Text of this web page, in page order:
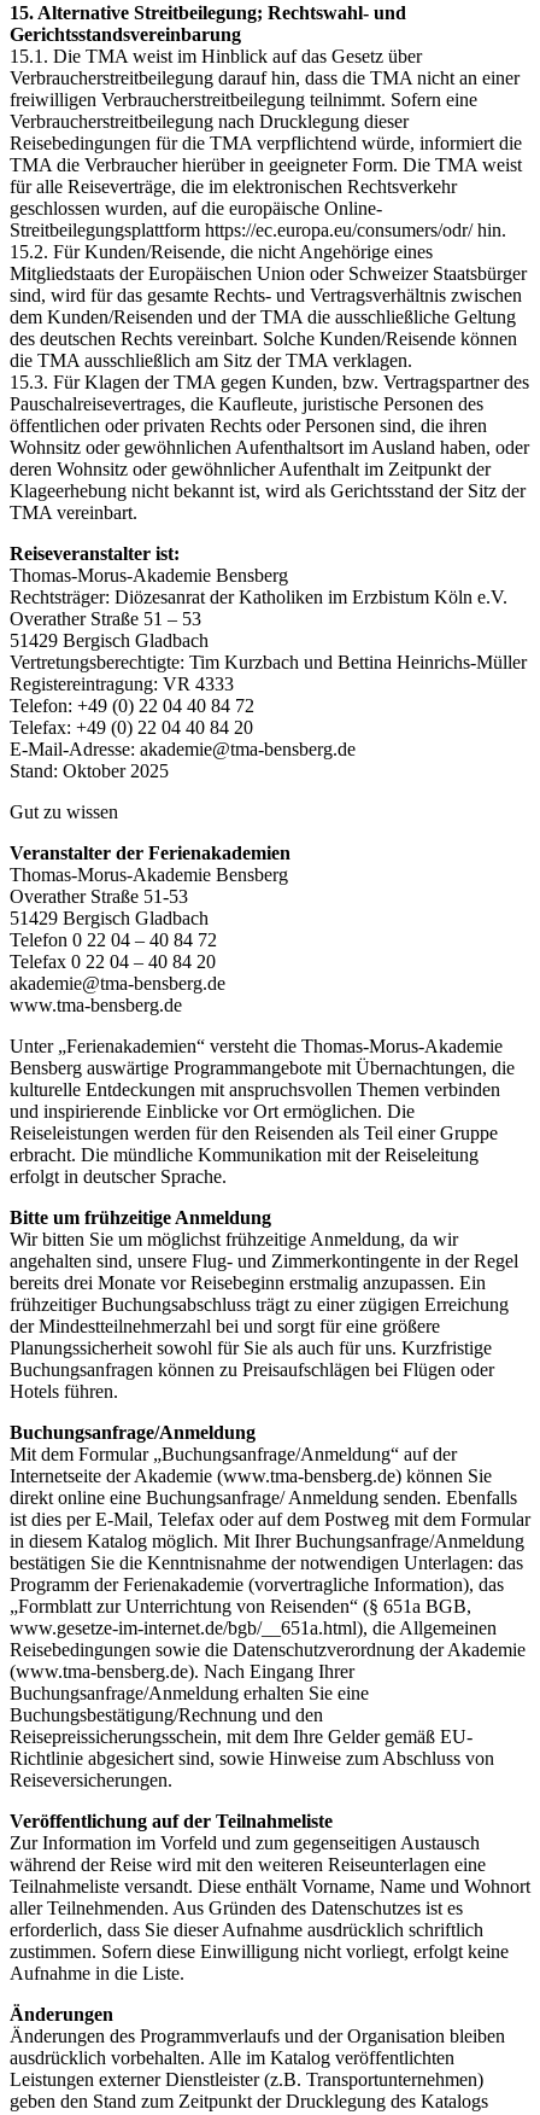
15. Alternative Streitbeilegung; Rechtswahl- und
Gerichtsstandsvereinbarung
15.1. Die TMA weist im Hinblick auf das Gesetz über
Verbraucherstreitbeilegung darauf hin, dass die TMA nicht an einer
freiwilligen Verbraucherstreitbeilegung teilnimmt. Sofern eine
Verbraucherstreitbeilegung nach Drucklegung dieser
Reisebedingungen für die TMA verpflichtend würde, informiert die
TMA die Verbraucher hierüber in geeigneter Form. Die TMA weist
für alle Reiseverträge, die im elektronischen Rechtsverkehr
geschlossen wurden, auf die europäische Online-
Streitbeilegungsplattform https://ec.europa.eu/consumers/odr/ hin.
15.2. Für Kunden/Reisende, die nicht Angehörige eines
Mitgliedstaats der Europäischen Union oder Schweizer Staatsbürger
sind, wird für das gesamte Rechts- und Vertragsverhältnis zwischen
dem Kunden/Reisenden und der TMA die ausschließliche Geltung
des deutschen Rechts vereinbart. Solche Kunden/Reisende können
die TMA ausschließlich am Sitz der TMA verklagen.
15.3. Für Klagen der TMA gegen Kunden, bzw. Vertragspartner des
Pauschalreisevertrages, die Kaufleute, juristische Personen des
öffentlichen oder privaten Rechts oder Personen sind, die ihren
Wohnsitz oder gewöhnlichen Aufenthaltsort im Ausland haben, oder
deren Wohnsitz oder gewöhnlicher Aufenthalt im Zeitpunkt der
Klageerhebung nicht bekannt ist, wird als Gerichtsstand der Sitz der
TMA vereinbart.
Reiseveranstalter ist:
Thomas-Morus-Akademie Bensberg
Rechtsträger: Diözesanrat der Katholiken im Erzbistum Köln e.V.
Overather Straße 51 – 53
51429 Bergisch Gladbach
Vertretungsberechtigte: Tim Kurzbach und Bettina Heinrichs-Müller
Registereintragung: VR 4333
Telefon: +49 (0) 22 04 40 84 72
Telefax: +49 (0) 22 04 40 84 20
E-Mail-Adresse: akademie@tma-bensberg.de
Stand: Oktober 2025
Gut zu wissen
Veranstalter der Ferienakademien
Thomas-Morus-Akademie Bensberg
Overather Straße 51-53
51429 Bergisch Gladbach
Telefon 0 22 04 – 40 84 72
Telefax 0 22 04 – 40 84 20
akademie@tma-bensberg.de
www.tma-bensberg.de
Unter „Ferienakademien“ versteht die Thomas-Morus-Akademie
Bensberg auswärtige Programmangebote mit Übernachtungen, die
kulturelle Entdeckungen mit anspruchsvollen Themen verbinden
und inspirierende Einblicke vor Ort ermöglichen. Die
Reiseleistungen werden für den Reisenden als Teil einer Gruppe
erbracht. Die mündliche Kommunikation mit der Reiseleitung
erfolgt in deutscher Sprache.
Bitte um frühzeitige Anmeldung
Wir bitten Sie um möglichst frühzeitige Anmeldung, da wir
angehalten sind, unsere Flug- und Zimmerkontingente in der Regel
bereits drei Monate vor Reisebeginn erstmalig anzupassen. Ein
frühzeitiger Buchungsabschluss trägt zu einer zügigen Erreichung
der Mindestteilnehmerzahl bei und sorgt für eine größere
Planungssicherheit sowohl für Sie als auch für uns. Kurzfristige
Buchungsanfragen können zu Preisaufschlägen bei Flügen oder
Hotels führen.
Buchungsanfrage/Anmeldung
Mit dem Formular „Buchungsanfrage/Anmeldung“ auf der
Internetseite der Akademie (www.tma-bensberg.de) können Sie
direkt online eine Buchungsanfrage/ Anmeldung senden. Ebenfalls
ist dies per E-Mail, Telefax oder auf dem Postweg mit dem Formular
in diesem Katalog möglich. Mit Ihrer Buchungsanfrage/Anmeldung
bestätigen Sie die Kenntnisnahme der notwendigen Unterlagen: das
Programm der Ferienakademie (vorvertragliche Information), das
„Formblatt zur Unterrichtung von Reisenden“ (§ 651a BGB,
www.gesetze-im-internet.de/bgb/__651a.html), die Allgemeinen
Reisebedingungen sowie die Datenschutzverordnung der Akademie
(www.tma-bensberg.de). Nach Eingang Ihrer
Buchungsanfrage/Anmeldung erhalten Sie eine
Buchungsbestätigung/Rechnung und den
Reisepreissicherungsschein, mit dem Ihre Gelder gemäß EU-
Richtlinie abgesichert sind, sowie Hinweise zum Abschluss von
Reiseversicherungen.
Veröffentlichung auf der Teilnahmeliste
Zur Information im Vorfeld und zum gegenseitigen Austausch
während der Reise wird mit den weiteren Reiseunterlagen eine
Teilnahme­liste versandt. Diese enthält Vorname, Name und Wohnort
aller Teilnehmenden. Aus Gründen des Datenschutzes ist es
erforderlich, dass Sie dieser Aufnahme ausdrücklich schriftlich
zustimmen. Sofern diese Einwilligung nicht vorliegt, erfolgt keine
Aufnahme in die Liste.
Änderungen
Änderungen des Programmverlaufs und der Organisation bleiben
ausdrücklich vorbehalten. Alle im Katalog veröffentlichten
Leistungen externer Dienstleister (z.B. Transportunternehmen)
geben den Stand zum Zeitpunkt der Drucklegung des Katalogs